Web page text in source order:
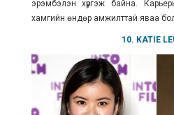
эрэмбэлэн хүргэж байна.
хамгийн өндөр амжилттай яваа
10. KATIE